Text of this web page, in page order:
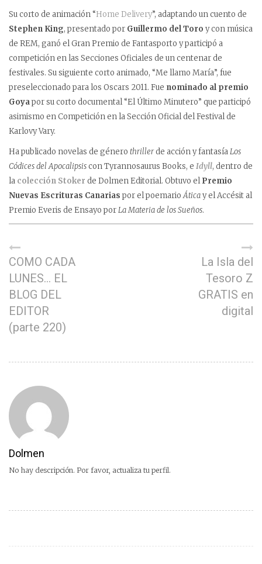
Su corto de animación “Home Delivery”, adaptando un cuento de
Stephen King, presentado por Guillermo del Toro y con música
de REM, ganó el Gran Premio de Fantasporto y participó a
competición en las Secciones Oficiales de un centenar de
festivales. Su siguiente corto animado, “Me llamo María”, fue
preseleccionado para los Oscars 2011. Fue nominado al premio
Goyapor su corto documental “El Último Minutero” que participó
asimismo en Competición en la Sección Oficial del Festival de
Karlovy Vary.
Ha publicado novelas de género thrillerde acción y fantasíaLos
Códices del Apocalipsiscon Tyrannosaurus Books, e Idyll, dentro de
la colección Stoker de Dolmen Editorial. Obtuvo elPremio
Nuevas Escrituras Canarias por el poemarioÁticay el Accésit al
Premio Everis de Ensayo porLa Materia de los Sueños.
COMO CADA
LUNES… EL
BLOG DEL
EDITOR
(parte 220)
La Isla del
Tesoro Z
GRATIS en
digital
Dolmen
No hay descripción. Por favor, actualiza tu perfil.